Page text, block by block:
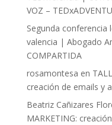
VOZ –
Segunda
valencia | Abogado
COMPARTIDA
rosamontesa en
creación de emails y
Beatriz Cañizares
MARKETING: